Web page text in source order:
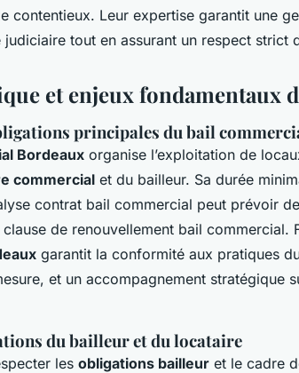
contentieux. Leur expertise garantit une
judiciaire tout en assurant un respect strict
et enjeux fondamentaux
principales du bail
Bordeaux organise l’exploitation de
commercial et du bailleur. Sa durée
contrat bail commercial peut prévoir
de renouvellement bail commercial.
garantit la conformité aux pratiques
et un accompagnement stratégique
du bailleur et du locataire
les obligations bailleur et le cadre